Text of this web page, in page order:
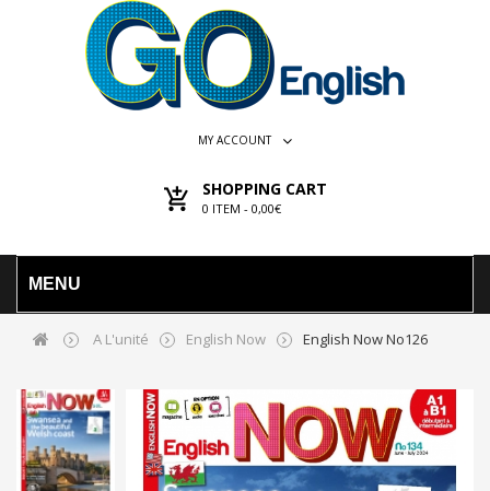
MY ACCOUNT
SHOPPING CART
0 ITEM - 0,00€
MENU
A L'unité English Now English Now No126